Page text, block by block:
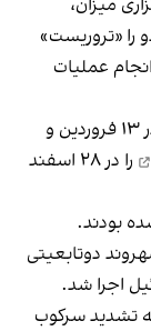
را «تروریست»
عملیات
و
را در ۲۸ اسفند
بودند.
دوتابعیتی
اجرا شد.
با اشاره به تشدید سرکوب